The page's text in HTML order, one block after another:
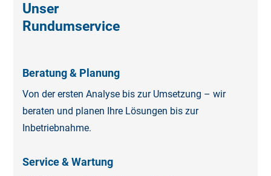
Unser
Rundumservice
Beratung & Planung
Von der ersten Analyse bis zur Umsetzung – wir
beraten und planen Ihre Lösungen bis zur
Inbetriebnahme.
Service & Wartung